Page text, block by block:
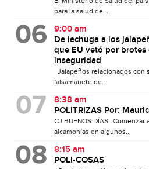
para la salud de...
9:00 am
De lechuga a los
que EU vetó por brotes
inseguridad
Jalapeños relacionados con
falsamanete de...
8:38 am
POLITRIZAS Por:
CJ BUENOS DÍAS…Comenzar
alcamonías en algunos...
8:15 am
POLI-COSAS